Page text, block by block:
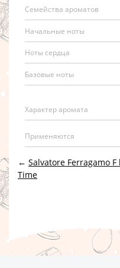
Семейства ароматов
Начальные ноты
Ноты сердца
Базовые ноты
Характер аромата
Применяются
← Salvatore Ferragamo
Time